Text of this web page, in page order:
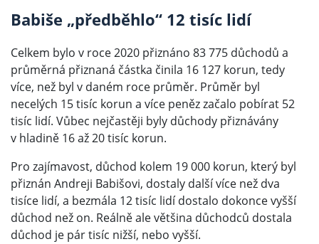
Babiše „předběhlo“ 12 tisíc lidí
Celkem bylo v roce 2020 přiznáno 83 775 důchodů a
průměrná přiznaná částka činila 16 127 korun, tedy
více, než byl v daném roce průměr. Průměr byl
necelých 15 tisíc korun a více peněz začalo pobírat 52
tisíc lidí. Vůbec nejčastěji byly důchody přiznávány
v hladině 16 až 20 tisíc korun.
Pro zajímavost, důchod kolem 19 000 korun, který byl
přiznán Andreji Babišovi, dostaly další více než dva
tisíce lidí, a bezmála 12 tisíc lidí dostalo dokonce vyšší
důchod než on. Reálně ale většina důchodců dostala
důchod je pár tisíc nižší, nebo vyšší.